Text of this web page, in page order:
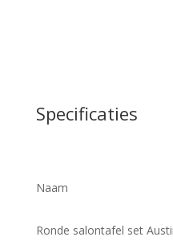
Specificaties
Naam
Ronde salontafel set